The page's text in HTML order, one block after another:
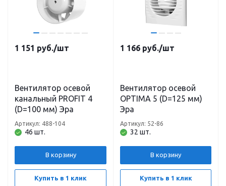
1 151 руб./шт
Вентилятор осевой
канальный PROFIT 4
(D=100 мм) Эра
46 шт.
Артикул: 488-104
В корзину
Купить в 1 клик
1 166 руб./шт
Вентилятор осевой
OPTIMA 5 (D=125 мм)
Эра
32 шт.
Артикул: 52-86
В корзину
Купить в 1 клик